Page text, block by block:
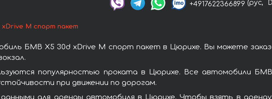
+4917622366899 (рус,
M спорт пакет
БМВ X5 30d xDrive M спорт пакет в Цюрихе. Вы можете
популярностью проката в Цюрихе. Все автомобили БМВ
при движении по дорогам.
для аренды автомобиля в Цюрихе. Чтобы взять в